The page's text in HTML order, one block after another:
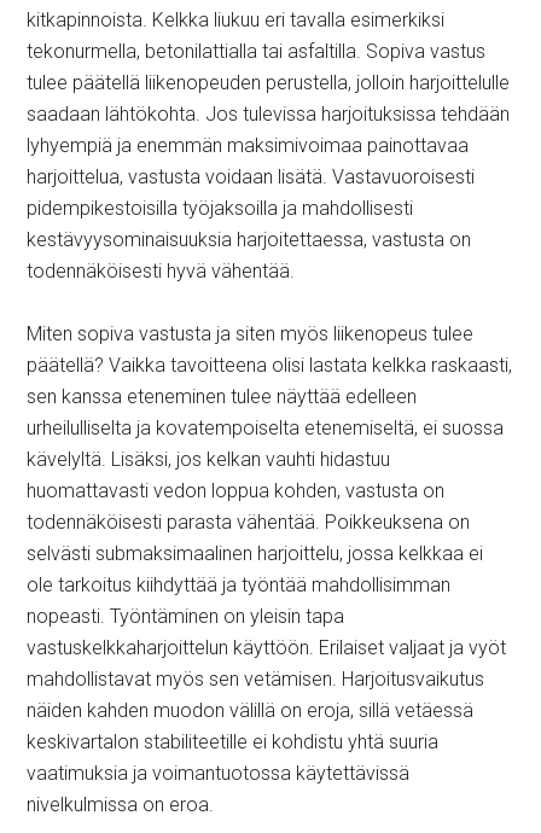
kitkapinnoista. Kelkka liukuu eri tavalla esimerkiksi
tekonurmella, betonilattialla tai asfaltilla. Sopiva vastus
tulee päätellä liikenopeuden perustella, jolloin harjoittelulle
saadaan lähtökohta. Jos tulevissa harjoituksissa tehdään
lyhyempiä ja enemmän maksimivoimaa painottavaa
harjoittelua, vastusta voidaan lisätä. Vastavuoroisesti
pidempikestoisilla työjaksoilla ja mahdollisesti
kestävyysominaisuuksia harjoitettaessa, vastusta on
todennäköisesti hyvä vähentää.
Miten sopiva vastusta ja siten myös liikenopeus tulee
päätellä? Vaikka tavoitteena olisi lastata kelkka raskaasti,
sen kanssa eteneminen tulee näyttää edelleen
urheilulliselta ja kovatempoiselta etenemiseltä, ei suossa
kävelyltä. Lisäksi, jos kelkan vauhti hidastuu
huomattavasti vedon loppua kohden, vastusta on
todennäköisesti parasta vähentää. Poikkeuksena on
selvästi submaksimaalinen harjoittelu, jossa kelkkaa ei
ole tarkoitus kiihdyttää ja työntää mahdollisimman
nopeasti. Työntäminen on yleisin tapa
vastuskelkkaharjoittelun käyttöön. Erilaiset valjaat ja vyöt
mahdollistavat myös sen vetämisen. Harjoitusvaikutus
näiden kahden muodon välillä on eroja, sillä vetäessä
keskivartalon stabiliteetille ei kohdistu yhtä suuria
vaatimuksia ja voimantuotossa käytettävissä
nivelkulmissa on eroa.